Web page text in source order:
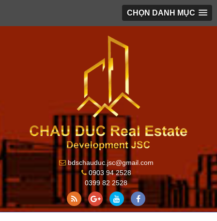
CHỌN DANH MỤC
bdschauduc.jsc@gmail.com
0903 94 2528
0399 82 2528